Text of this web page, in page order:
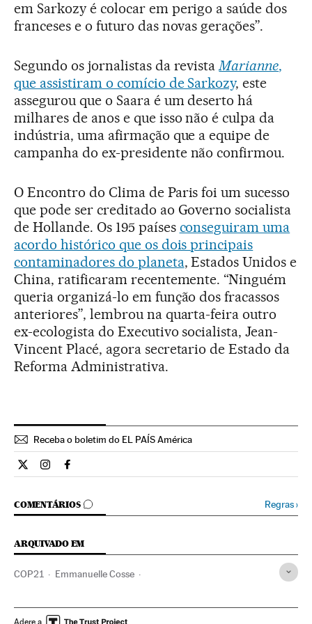
em Sarkozy é colocar em perigo a saúde dos
franceses e o futuro das novas gerações”.
Segundo os jornalistas da revistaMarianne,
que assistiram o comício de Sarkozy, este
assegurou que o Saara é um deserto há
milhares de anos e que isso não é culpa da
indústria, uma afirmação que a equipe de
campanha do ex-presidente não confirmou.
O Encontro do Clima de Paris foi um sucesso
que pode ser creditado ao Governo socialista
de Hollande. Os 195 países conseguiram uma
acordo histórico que os dois principais
contaminadores do planeta, Estados Unidos e
China, ratificaram recentemente. “Ninguém
queria organizá-lo em função dos fracassos
anteriores”, lembrou na quarta-feira outro
ex-ecologista do Executivo socialista, Jean-
Vincent Placé, agora secretario de Estado da
Reforma Administrativa.
Receba o boletim do EL PAÍS América
Internacional El País Brasil en Twitter
Internacional El País Brasil en Instagram
Internacional El País Brasil en Facebook
COMENTÁRIOS
COMENTÁRIOS Regras›
ARQUIVADO EM
COP21 Emmanuelle Cosse
Nicolas Sarkozy Cmnucc
Adere a